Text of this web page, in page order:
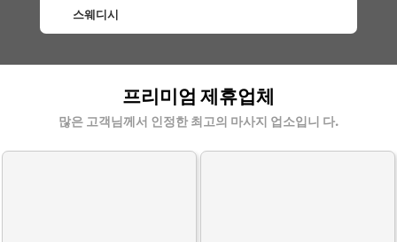
스웨디시
프리미엄 제휴업체
많은 고객님께서 인정한 최고의 마사지 업소입니 다.